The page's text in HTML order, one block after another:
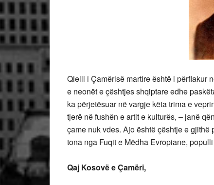
Qielli i Çamërisë martire është i përflakur
e neonët e çështjes shqiptare edhe
ka përjetësuar në vargje këta trima e
tjerë në fushën e artit e kulturës, – janë
çame nuk vdes. Ajo është çështje e
tona nga Fuqit e Mëdha Evropiane,
Qaj Kosovë e Çamëri,